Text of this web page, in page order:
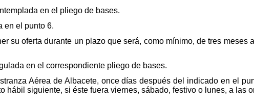
en el pliego de bases.
en el punto 6.
su oferta durante un plazo que será, como mínimo, de tres meses
en el correspondiente pliego de bases.
Aérea de Albacete, once días después del indicado en el
hábil siguiente, si éste fuera viernes, sábado, festivo o lunes, a las